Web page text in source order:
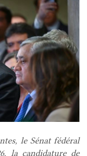
le Sénat fédéral
la candidature de